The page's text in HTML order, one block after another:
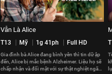
Vẫn Là Alice
T13 Mỹ 1g 41ph Full HD
Gia đình bà Alice đang bình yên thì tin dữ ập
đến, Alice bị mắc bệnh Alzheimer. Liệu họ sẽ
chấp nhận và đối mặt với sự thật nghiệt ngã